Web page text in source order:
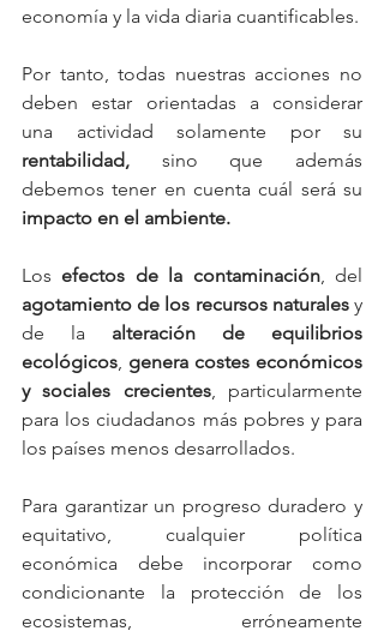
Por tanto, todas nuestras acciones no
deben estar orientadas a considerar
rentabilidad, sino que además
impacto en el ambiente.
Los efectos de la contaminación
agotamiento de los recursos naturales y
de la alteración de equilibrios
ecológicos, genera costes económicos
y sociales crecientes, particularmente
para los ciudadanos más pobres y para
los países menos desarrollados.
Para garantizar un progreso duradero y
equitativo, cualquier política
económica debe incorporar como
condicionante la protección de los
ecosistemas, erróneamente